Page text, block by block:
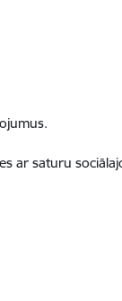
ar saturu